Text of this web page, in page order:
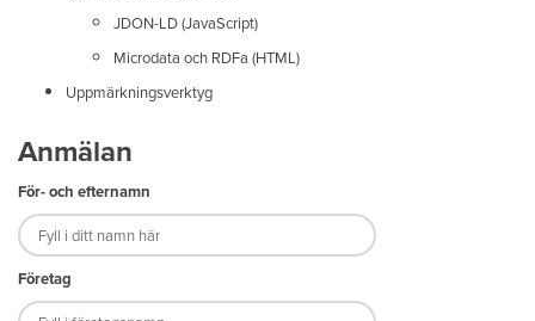
JDON-LD (JavaScript)
Microdata och RDFa (HTML)
Uppmärkningsverktyg
Anmälan
För- och efternamn
Företag